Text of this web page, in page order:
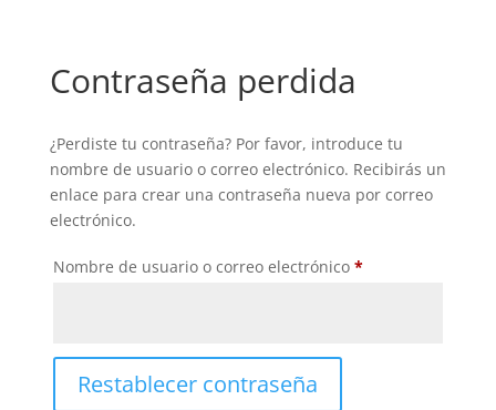
Contraseña perdida
¿Perdiste tu contraseña? Por favor, introduce tu
nombre de usuario o correo electrónico. Recibirás un
enlace para crear una contraseña nueva por correo
electrónico.
Nombre de usuario o correo electrónico *Obligatorio
Restablecer contraseña